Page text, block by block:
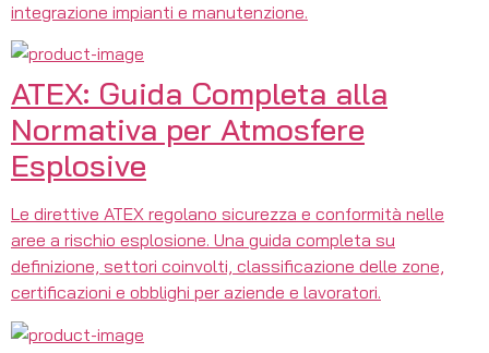
integrazione impianti e manutenzione.
ATEX: Guida Completa alla
Normativa per Atmosfere
Esplosive
Le direttive ATEX regolano sicurezza e conformità nelle
aree a rischio esplosione. Una guida completa su
definizione, settori coinvolti, classificazione delle zone,
certificazioni e obblighi per aziende e lavoratori.